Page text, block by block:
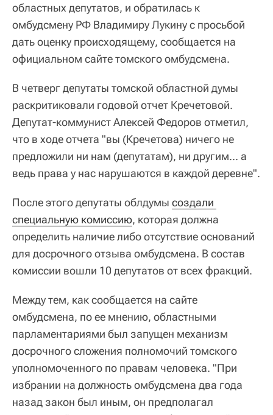
областных депутатов, и обратилась к
омбудсмену РФ Владимиру Лукину с просьбой
дать оценку происходящему, сообщается на
официальном сайте томского омбудсмена.
В четверг депутаты томской областной думы
раскритиковали годовой отчет Кречетовой.
Депутат-коммунист Алексей Федоров отметил,
что в ходе отчета "вы (Кречетова) ничего не
предложили ни нам (депутатам), ни другим... а
ведь права у нас нарушаются в каждой деревне".
После этого депутаты облдумы создали
специальную комиссию, которая должна
определить наличие либо отсутствие оснований
для досрочного отзыва омбудсмена. В состав
комиссии вошли 10 депутатов от всех фракций.
Между тем, как сообщается на сайте
омбудсмена, по ее мнению, областными
парламентариями был запущен механизм
досрочного сложения полномочий томского
уполномоченного по правам человека. "При
избрании на должность омбудсмена два года
назад закон был иным, он предполагал